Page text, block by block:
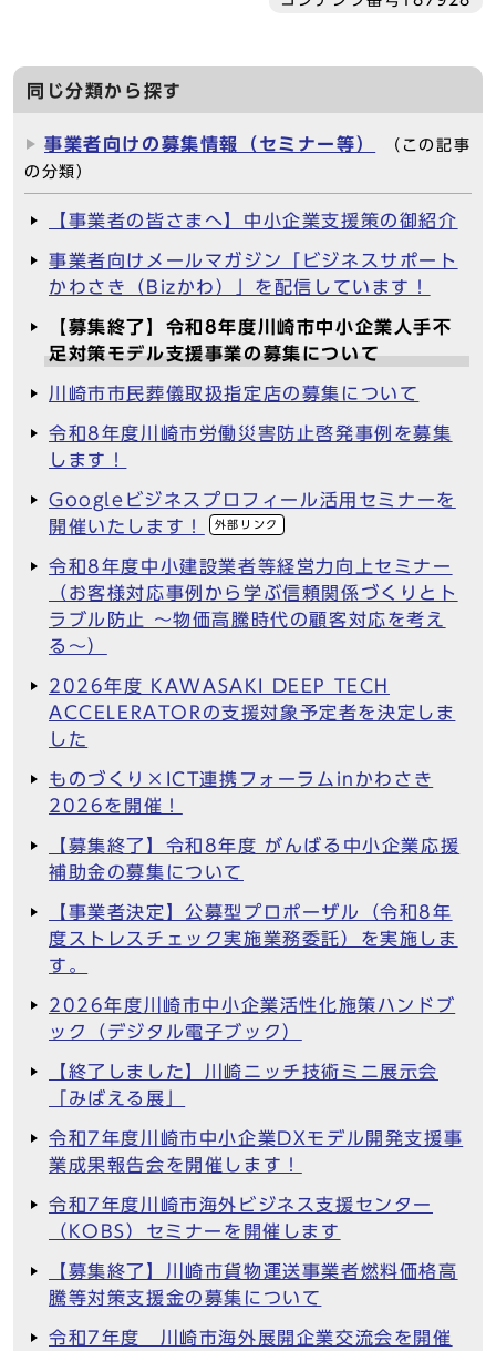
同じ分類から探す
事業者向けの募集情報（セミナー等）
（この記事
の分類）
【事業者の皆さまへ】中小企業支援策の御紹介
事業者向けメールマガジン「ビジネスサポート
かわさき（Bizかわ）」を配信しています！
【募集終了】令和8年度川崎市中小企業人手不
足対策モデル支援事業の募集について
川崎市市民葬儀取扱指定店の募集について
令和8年度川崎市労働災害防止啓発事例を募集
します！
Googleビジネスプロフィール活用セミナーを
開催いたします！
外部リンク
令和8年度中小建設業者等経営力向上セミナー
（お客様対応事例から学ぶ信頼関係づくりとト
ラブル防止 ～物価高騰時代の顧客対応を考え
る～）
2026年度 KAWASAKI DEEP TECH
ACCELERATORの支援対象予定者を決定しま
した
ものづくり×ICT連携フォーラムinかわさき
2026を開催！
【募集終了】令和8年度 がんばる中小企業応援
補助金の募集について
【事業者決定】公募型プロポーザル（令和8年
度ストレスチェック実施業務委託）を実施しま
す。
2026年度川崎市中小企業活性化施策ハンドブ
ック（デジタル電子ブック）
【終了しました】川崎ニッチ技術ミニ展示会
「みばえる展」
令和7年度川崎市中小企業DXモデル開発支援事
業成果報告会を開催します！
令和7年度川崎市海外ビジネス支援センター
（KOBS）セミナーを開催します
【募集終了】川崎市貨物運送事業者燃料価格高
騰等対策支援金の募集について
令和7年度 川崎市海外展開企業交流会を開催